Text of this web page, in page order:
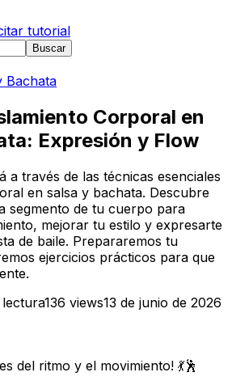
tutorial
Buscar
Bachata
Corporal en
Expresión y Flow
a través de las técnicas esenciales
en salsa y bachata. Descubre
segmento de tu cuerpo para
mejorar tu estilo y expresarte
de baile. Prepararemos tu
ejercicios prácticos para que
lectura136 views13 de junio de 2026
del ritmo y el movimiento! 💃🕺